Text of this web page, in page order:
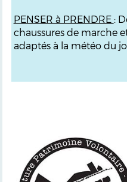
PENSER à PRENDRE :
chaussures de marche
adaptés à la météo du